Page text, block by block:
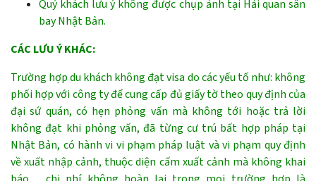
Quý khách lưu ý không được chụp ảnh tại Hải quan sân
bay Nhật Bản.
CÁC LƯU Ý KHÁC:
Trường hợp du khách không đạt visa do các yếu tố như: không
phối hợp với công ty để cung cấp đủ giấy tờ theo quy định của
đại sứ quán, có hẹn phỏng vấn mà không tới hoặc trả lời
không đạt khi phỏng vấn, đã từng cư trú bất hợp pháp tại
Nhật Bản, có hành vi vi phạm pháp luật và vi phạm quy định
về xuất nhập cảnh, thuộc diện cấm xuất cảnh mà không khai